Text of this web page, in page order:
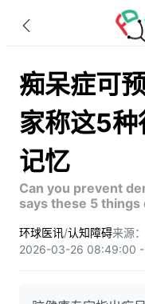
痴呆症可
家称这5种
记忆
Can you prevent
says these 5
环球医讯/认知障碍来源
2026-03-26 08:49:00 -